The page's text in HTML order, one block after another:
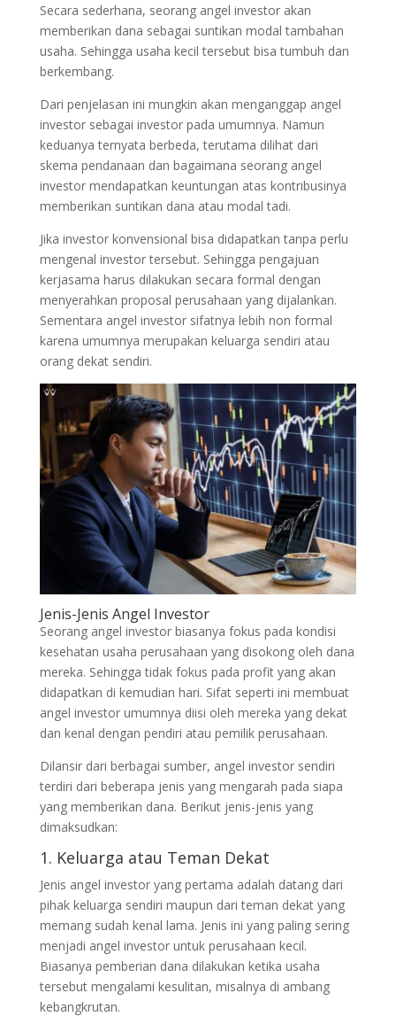
Secara sederhana, seorang angel investor akan
memberikan dana sebagai suntikan modal tambahan
usaha. Sehingga usaha kecil tersebut bisa tumbuh dan
berkembang.
Dari penjelasan ini mungkin akan menganggap angel
investor sebagai investor pada umumnya. Namun
keduanya ternyata berbeda, terutama dilihat dari
skema pendanaan dan bagaimana seorang angel
investor mendapatkan keuntungan atas kontribusinya
memberikan suntikan dana atau modal tadi.
Jika investor konvensional bisa didapatkan tanpa perlu
mengenal investor tersebut. Sehingga pengajuan
kerjasama harus dilakukan secara formal dengan
menyerahkan proposal perusahaan yang dijalankan.
Sementara angel investor sifatnya lebih non formal
karena umumnya merupakan keluarga sendiri atau
orang dekat sendiri.
Jenis-Jenis Angel Investor
Seorang angel investor biasanya fokus pada kondisi
kesehatan usaha perusahaan yang disokong oleh dana
mereka. Sehingga tidak fokus pada profit yang akan
didapatkan di kemudian hari. Sifat seperti ini membuat
angel investor umumnya diisi oleh mereka yang dekat
dan kenal dengan pendiri atau pemilik perusahaan.
Dilansir dari berbagai sumber, angel investor sendiri
terdiri dari beberapa jenis yang mengarah pada siapa
yang memberikan dana. Berikut jenis-jenis yang
dimaksudkan:
1. Keluarga atau Teman Dekat
Jenis angel investor yang pertama adalah datang dari
pihak keluarga sendiri maupun dari teman dekat yang
memang sudah kenal lama. Jenis ini yang paling sering
menjadi angel investor untuk perusahaan kecil.
Biasanya pemberian dana dilakukan ketika usaha
tersebut mengalami kesulitan, misalnya di ambang
kebangkrutan.